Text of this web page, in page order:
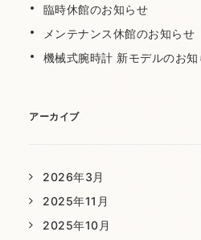
臨時休館のお知らせ
メンテナンス休館のお知らせ
機械式腕時計 新モデルのお知
アーカイブ
2026年3月
2025年11月
2025年10月